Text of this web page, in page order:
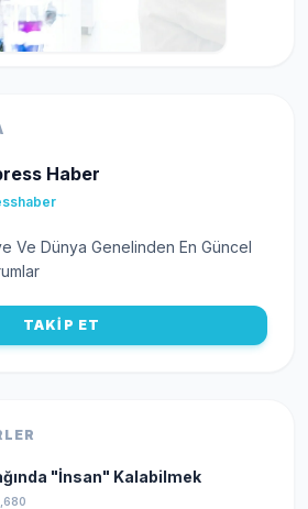
Haber
Ve Dünya Genelinden En Güncel
TAKİP ET
"İnsan" Kalabilmek